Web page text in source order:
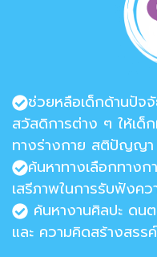
ช่วยหลือเด็กด้านปัจ
สวัสดิการต่าง ๆ ให้เด็
ทางร่างกาย สติปัญญา
ค้นหาทางเลือกทางก
เสรีภาพในการรับฟังคว
ค้นหางานศิลปะ ดน
และ ความคิดสร้างสรร